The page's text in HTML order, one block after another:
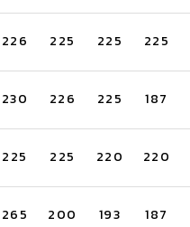
226 225 225 225
230 226 225 187
225 225 220 220
265 200 193 187